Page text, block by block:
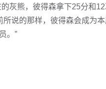
灰熊，彼得森拿下25分和
说的那样，彼得森会成为
。”